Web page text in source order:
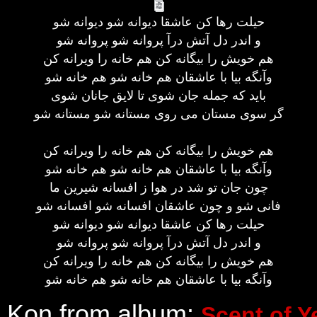
حیلت رها کن عاشقا دیوانه شو دیوانه شو
و اندر دل آتش درآ پروانه شو پروانه شو
هم خویش را بیگانه کن هم خانه را ویرانه کن
وآنگه بیا با عاشقان هم خانه شو هم خانه شو
باید که جمله جان شوی تا لایق جانان شوی
گر سوی مستان می روی مستانه شو مستانه شو
هم خویش را بیگانه کن هم خانه را ویرانه کن
وآنگه بیا با عاشقان هم خانه شو هم خانه شو
چون جان تو شد در هوا ز افسانه شیرین ما
فانی شو و چون عاشقان افسانه شو افسانه شو
حیلت رها کن عاشقا دیوانه شو دیوانه شو
و اندر دل آتش درآ پروانه شو پروانه شو
هم خویش را بیگانه کن هم خانه را ویرانه کن
وآنگه بیا با عاشقان هم خانه شو هم خانه شو